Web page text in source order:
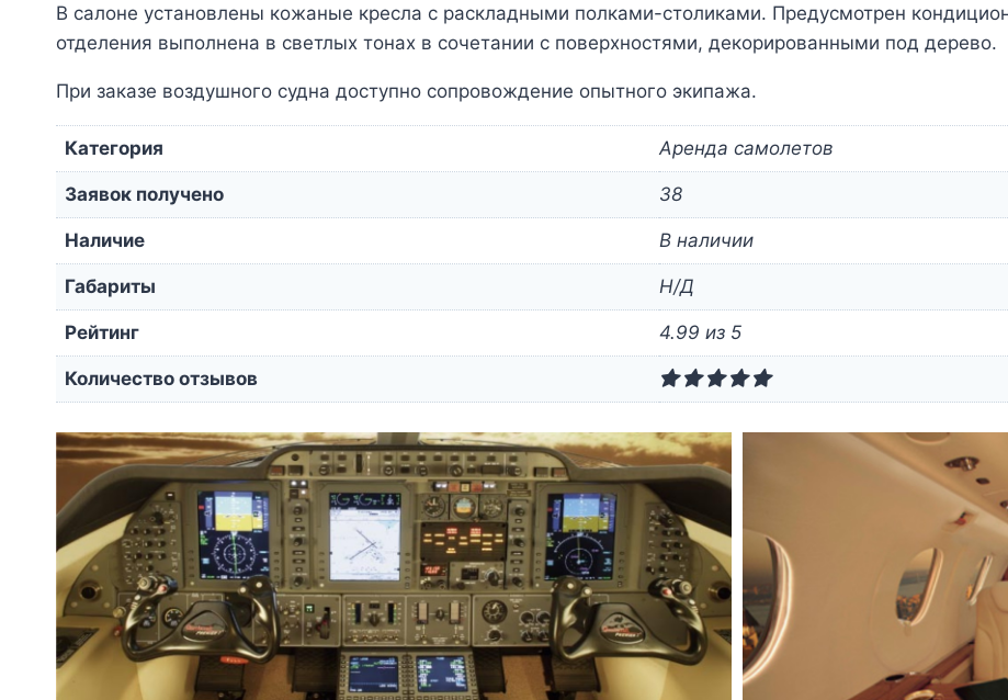
В салоне установлены кожаные кресла с раскладными полками-столиками. Предусмотрен
отделения выполнена в светлых тонах в сочетании с поверхностями, декорированными под дерево.
При заказе воздушного судна доступно сопровождение опытного экипажа.
Категория Аренда самолетов
Заявок получено 38
Наличие В наличии
Габариты Н/Д
Рейтинг 4.99 из 5
Количество отзывов